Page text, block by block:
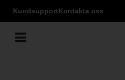
KundsupportKontakta oss